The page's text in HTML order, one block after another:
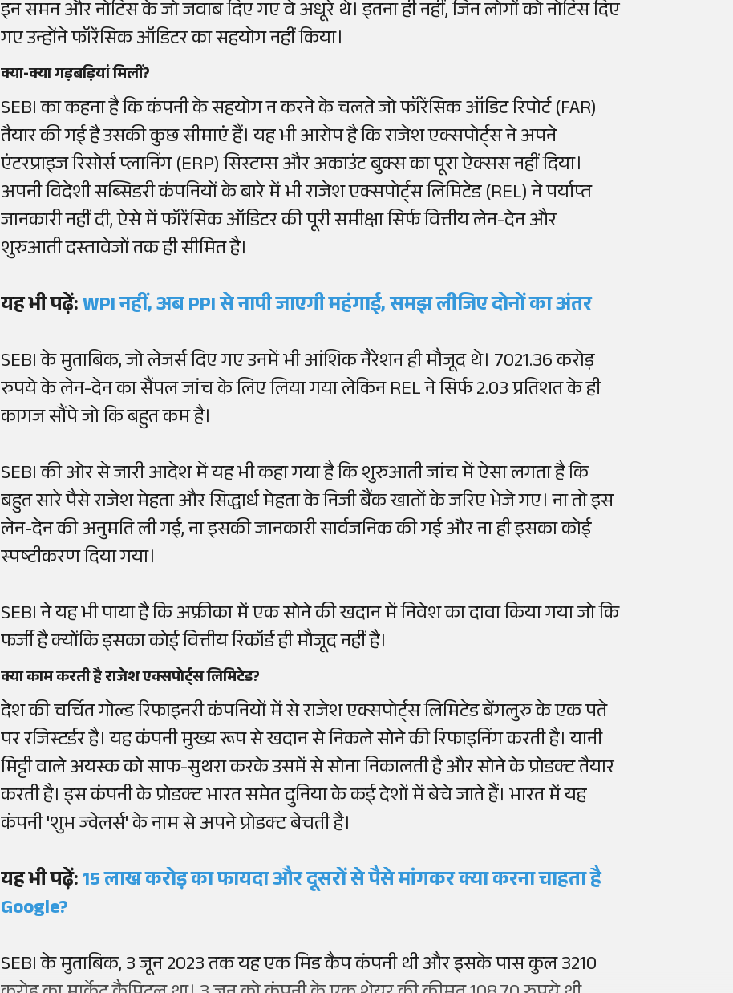
इन समन और नोटिस के जो जवाब दिए गए वे अधूरे थे। इतना ही नहीं, जिन लोगों को नोटिस दिए
गए उन्होंने फॉरेंसिक ऑडिटर का सहयोग नहीं किया।
क्या-क्या गड़बड़ियां मिलीं?
SEBI का कहना है कि कंपनी के सहयोग न करने के चलते जो फॉरेंसिक ऑडिट रिपोर्ट (FAR)
तैयार की गई है उसकी कुछ सीमाएं हैं। यह भी आरोप है कि राजेश एक्सपोर्ट्स ने अपने
एंटरप्राइज रिसोर्स प्लानिंग (ERP) सिस्टम्स और अकाउंट बुक्स का पूरा ऐक्सस नहीं दिया।
अपनी विदेशी सब्सिडरी कंपनियों के बारे में भी राजेश एक्सपोर्ट्स लिमिटेड (REL) ने पर्याप्त
जानकारी नहीं दी, ऐसे में फॉरेंसिक ऑडिटर की पूरी समीक्षा सिर्फ वित्तीय लेन-देन और
शुरुआती दस्तावेजों तक ही सीमित है।
यह भी पढ़ें:WPI नहीं, अब PPI से नापी जाएगी महंगाई, समझ लीजिए दोनों का अंतर
SEBI के मुताबिक, जो लेजर्स दिए गए उनमें भी आंशिक नैरेशन ही मौजूद थे। 7021.36 करोड़
रुपये के लेन-देन का सैंपल जांच के लिए लिया गया लेकिन REL ने सिर्फ 2.03 प्रतिशत के ही
कागज सौंपे जो कि बहुत कम है।
SEBI की ओर से जारी आदेश में यह भी कहा गया है कि शुरुआती जांच में ऐसा लगता है कि
बहुत सारे पैसे राजेश मेहता और सिद्धार्ध मेहता के निजी बैंक खातों के जरिए भेजे गए। ना तो इस
लेन-देन की अनुमति ली गई, ना इसकी जानकारी सार्वजनिक की गई और ना ही इसका कोई
स्पष्टीकरण दिया गया।
SEBI ने यह भी पाया है कि अफ्रीका में एक सोने की खदान में निवेश का दावा किया गया जो कि
फर्जी है क्योंकि इसका कोई वित्तीय रिकॉर्ड ही मौजूद नहीं है।
क्या काम करती है राजेश एक्सपोर्ट्स लिमिटेड?
देश की चर्चित गोल्ड रिफाइनरी कंपनियों में से राजेश एक्सपोर्ट्स लिमिटेड बेंगलुरु के एक पते
पर रजिस्टर्डर है। यह कंपनी मुख्य रूप से खदान से निकले सोने की रिफाइनिंग करती है। यानी
मिट्टी वाले अयस्क को साफ-सुथरा करके उसमें से सोना निकालती है और सोने के प्रोडक्ट तैयार
करती है। इस कंपनी के प्रोडक्ट भारत समेत दुनिया के कई देशों में बेचे जाते हैं। भारत में यह
कंपनी 'शुभ ज्वेलर्स' के नाम से अपने प्रोडक्ट बेचती है।
यह भी पढ़ें:15 लाख करोड़ का फायदा और दूसरों से पैसे मांगकर क्या करना चाहता है
Google?
SEBI के मुताबिक, 3 जून 2023 तक यह एक मिड कैप कंपनी थी और इसके पास कुल 3210